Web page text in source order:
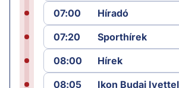
07:00
Híradó
07:20
Sporthírek
08:00
Hírek
08:05
Ikon Budai Ivettel